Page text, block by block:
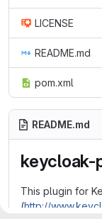
LICENSE
README.md
pom.xml
README.md
keycloak-
This plugin for
(http://